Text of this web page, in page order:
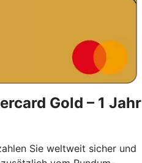
Gold – 1 Jahr
Sie weltweit sicher und